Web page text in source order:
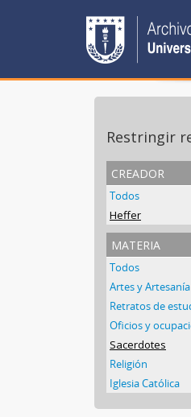
Restringir
creador
Todos
Heffer
materia
Todos
Artes y Artesanía
Retratos de
Oficios y
Sacerdotes
Religión
Iglesia Católica